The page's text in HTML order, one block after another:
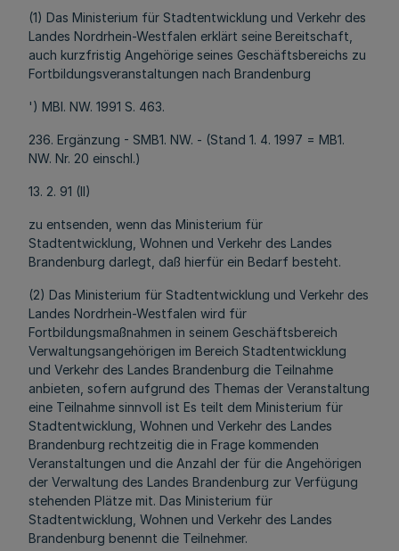
(1) Das Ministerium für Stadtentwicklung und Verkehr des
Landes Nordrhein-Westfalen erklärt seine Bereitschaft,
auch kurzfristig Angehörige seines Geschäftsbereichs zu
Fortbildungsveranstaltungen nach Brandenburg
') MBl. NW. 1991 S. 463.
236. Ergänzung - SMB1. NW. - (Stand 1. 4. 1997 = MB1.
NW. Nr. 20 einschl.)
13. 2. 91 (II)
zu entsenden, wenn das Ministerium für
Stadtentwicklung, Wohnen und Verkehr des Landes
Brandenburg darlegt, daß hierfür ein Bedarf besteht.
(2) Das Ministerium für Stadtentwicklung und Verkehr des
Landes Nordrhein-Westfalen wird für
Fortbildungsmaßnahmen in seinem Geschäftsbereich
Verwaltungsangehörigen im Bereich Stadtentwicklung
und Verkehr des Landes Brandenburg die Teilnahme
anbieten, sofern aufgrund des Themas der Veranstaltung
eine Teilnahme sinnvoll ist Es teilt dem Ministerium für
Stadtentwicklung, Wohnen und Verkehr des Landes
Brandenburg rechtzeitig die in Frage kommenden
Veranstaltungen und die Anzahl der für die Angehörigen
der Verwaltung des Landes Brandenburg zur Verfügung
stehenden Plätze mit. Das Ministerium für
Stadtentwicklung, Wohnen und Verkehr des Landes
Brandenburg benennt die Teilnehmer.